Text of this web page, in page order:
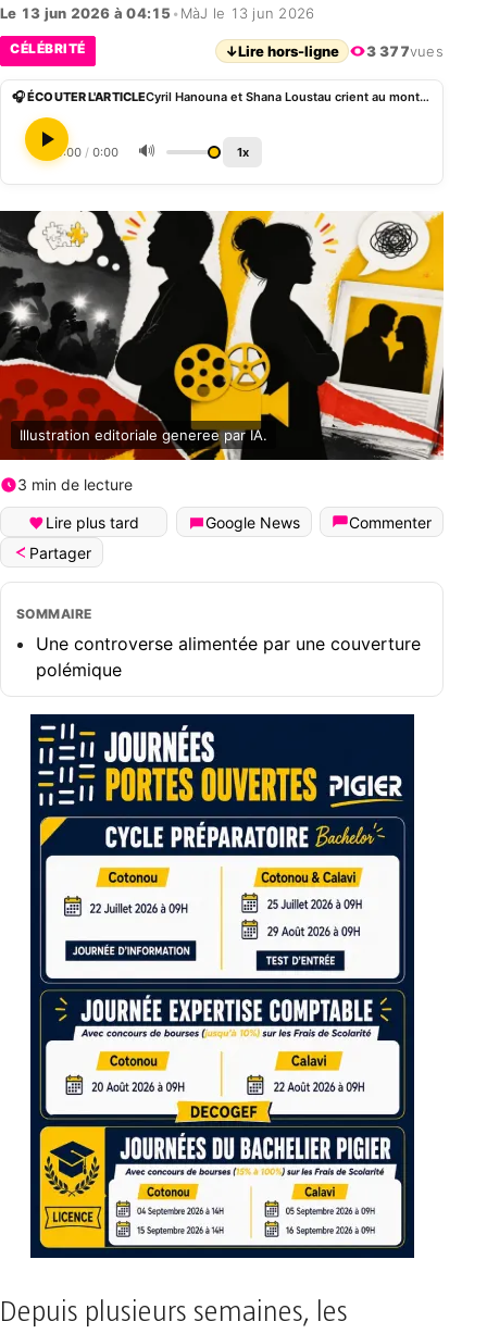
Le 13 jun 2026 à 04:15 • MàJ le 13 jun 2026
CÉLÉBRITÉ ↓Lire hors-ligne 3 377vues
🎧 ÉCOUTER L'ARTICLE Cyril Hanouna et Shana Loustau crient au montage après une photo complice en Une
0:00 / 0:00 🔊 1x
Illustration editoriale generee par IA.
3 min de lecture
Lire plus tard Google News
Commenter
Partager
SOMMAIRE
Une controverse alimentée par une couverture
polémique
Depuis plusieurs semaines, les